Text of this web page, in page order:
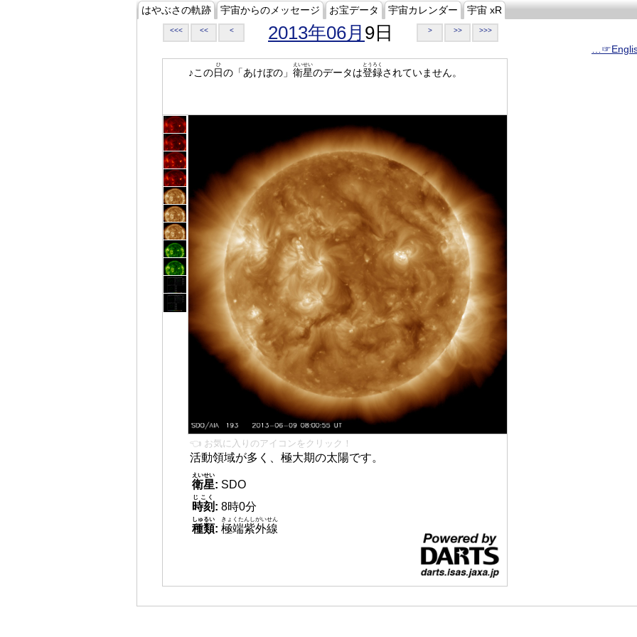
はやぶさの軌跡 宇宙からのメッセージ お宝データ 宇宙カレンダー 宇宙 xR
<<< << < 2013年06月 9日 > >> >>>
♪この日
ひ
の「あけぼの」 衛星
えいせい
のデータは登録
とうろく
されていません。
👈 お気に入りのアイコンをクリック！
活動領域が多く、極大期の太陽です。
衛星
えいせい
: SDO
時刻
じこく
: 8時0分
種類
しゅるい
: 極端紫外線
きょくたんしがいせん